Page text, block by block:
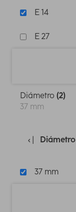
E 14
E 27
Diámetro (2)
37 mm
Diámetro
37 mm